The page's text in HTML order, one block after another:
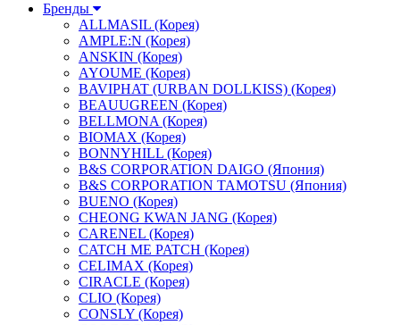
Бренды
ALLMASIL (Корея)
AMPLE:N (Корея)
ANSKIN (Корея)
AYOUME (Корея)
BAVIPHAT (URBAN DOLLKISS) (Корея)
BEAUUGREEN (Корея)
BELLMONA (Корея)
BIOMAX (Корея)
BONNYHILL (Корея)
B&S CORPORATION DAIGO (Япония)
B&S CORPORATION TAMOTSU (Япония)
BUENO (Корея)
CHEONG KWAN JANG (Корея)
CARENEL (Корея)
CATCH ME PATCH (Корея)
CELIMAX (Корея)
CIRACLE (Корея)
CLIO (Корея)
CONSLY (Корея)